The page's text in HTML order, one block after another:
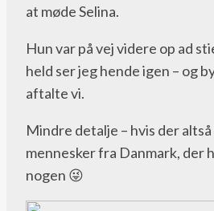
at møde Selina.
Hun var på vej videre op ad
held ser jeg hende igen – og
aftalte vi.
Mindre detalje – hvis der
mennesker fra Danmark, der
nogen 😜